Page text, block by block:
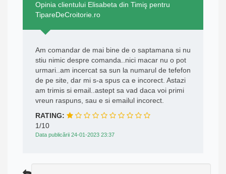
Opinia clientului Elisabeta din Timiş pentru
TipareDeCroitorie.ro
Am comandar de mai bine de o saptamana si nu
stiu nimic despre comanda..nici macar nu o pot
urmari..am incercat sa sun la numarul de tefefon
de pe site, dar mi s-a spus ca e incorect. Astazi
am trimis si email..astept sa vad daca voi primi
vreun raspuns, sau e si emailul incorect.
RATING:
1/10
Data publicării 24-01-2023 23:37